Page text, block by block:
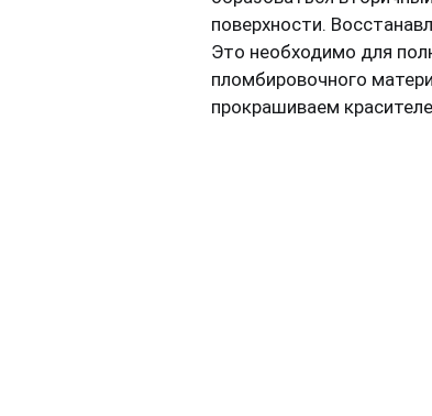
поверхности.
Это необходимо для
пломбировочного
прокрашиваем